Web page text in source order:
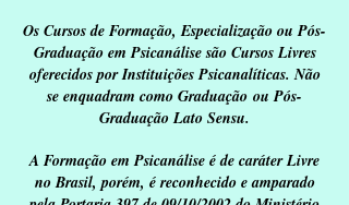
Os Cursos de Formação, Especialização ou Pós-
Graduação em Psicanálise são Cursos Livres
oferecidos por Instituições Psicanalíticas. Não
se enquadram como Graduação ou Pós-
Graduação Lato Sensu.
A Formação em Psicanálise é de caráter Livre
no Brasil, porém, é reconhecido e amparado